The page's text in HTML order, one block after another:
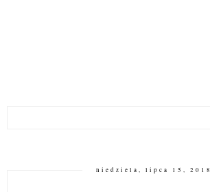
niedziela, lipca 15, 2018